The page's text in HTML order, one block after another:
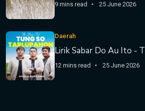
9 mins read 25 June 2026
Daerah
Lirik Sabar Do Au Ito -
12 mins read 25 June 2026